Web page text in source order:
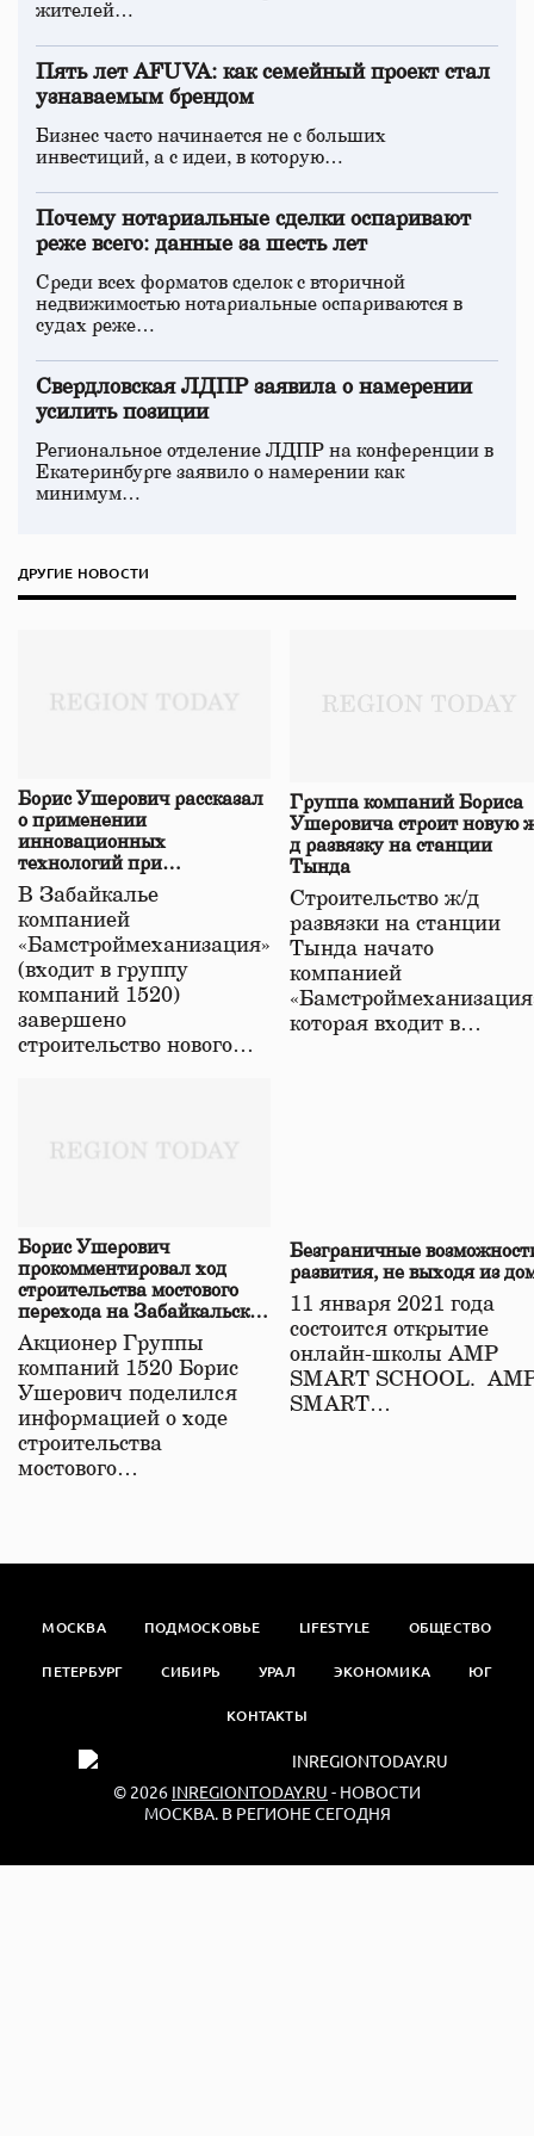
жителей…
Пять лет AFUVA: как семейный проект стал
узнаваемым брендом
Бизнес часто начинается не с больших
инвестиций, а с идеи, в которую…
Почему нотариальные сделки оспаривают
реже всего: данные за шесть лет
Среди всех форматов сделок с вторичной
недвижимостью нотариальные оспариваются в
судах реже…
Свердловская ЛДПР заявила о намерении
усилить позиции
Региональное отделение ЛДПР на конференции в
Екатеринбурге заявило о намерении как
минимум…
ДРУГИЕ НОВОСТИ
Борис Ушерович рассказал
о применении
инновационных
технологий при
строительстве нового моста
в Забайкалье
В Забайкалье
компанией
«Бамстроймеханизация»
(входит в группу
компаний 1520)
завершено
строительство нового…
Группа компаний Бориса
Ушеровича строит новую
д развязку на станции
Тында
Строительство ж/д
развязки на станции
Тында начато
компанией
которая входит в…
Борис Ушерович
прокомментировал ход
строительства мостового
перехода на Забайкальской
железной дороге
Акционер Группы
компаний 1520 Борис
Ушерович поделился
информацией о ходе
строительства
мостового…
Безграничные
развития, не выходя из
11 января 2021 года
состоится открытие
онлайн-школы АМР
SMART SCHOOL.
SMART…
МОСКВА ПОДМОСКОВЬЕ LIFESTYLE ОБЩЕСТВО
ПЕТЕРБУРГ СИБИРЬ УРАЛ ЭКОНОМИКА ЮГ
КОНТАКТЫ
© 2026 INREGIONTODAY.RU - НОВОСТИ
МОСКВА. В РЕГИОНЕ СЕГОДНЯ